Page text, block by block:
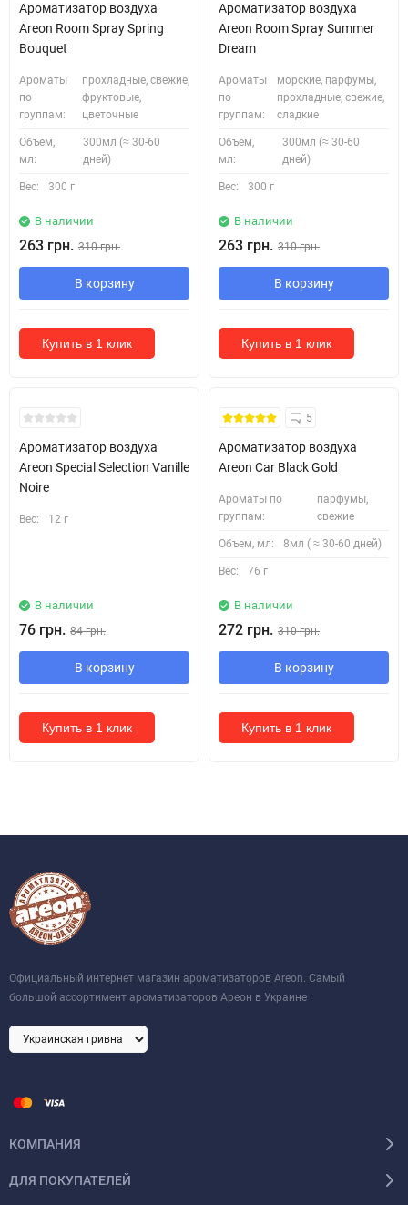
Ароматизатор воздуха
Areon Room Spray Spring
Bouquet
Ароматы
по
группам:
прохладные, свежие,
фруктовые,
цветочные
Объем,
мл:
300мл (≈ 30-60
дней)
Вес: 300 г
В наличии
263 грн. 310 грн.
В корзину
Купить в 1 клик
Ароматизатор воздуха
Areon Room Spray Summer
Dream
Ароматы
по
группам:
морские, парфумы,
прохладные, свежие,
сладкие
Объем,
мл:
300мл (≈ 30-60
дней)
Вес: 300 г
В наличии
263 грн. 310 грн.
В корзину
Купить в 1 клик
Ароматизатор воздуха
Areon Special Selection Vanille
Noire
Вес: 12 г
В наличии
76 грн. 84 грн.
В корзину
Купить в 1 клик
5
Ароматизатор воздуха
Areon Car Black Gold
Ароматы по
группам:
парфумы,
свежие
Объем, мл: 8мл ( ≈ 30-60 дней)
Вес: 76 г
В наличии
272 грн. 310 грн.
В корзину
Купить в 1 клик
Официальный интернет магазин ароматизаторов Areon. Самый
большой ассортимент ароматизаторов Ареон в Украине
КОМПАНИЯ
ДЛЯ ПОКУПАТЕЛЕЙ